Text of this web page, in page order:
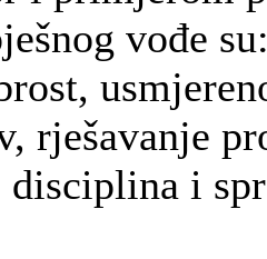
vođe
rješavanje
disciplina i